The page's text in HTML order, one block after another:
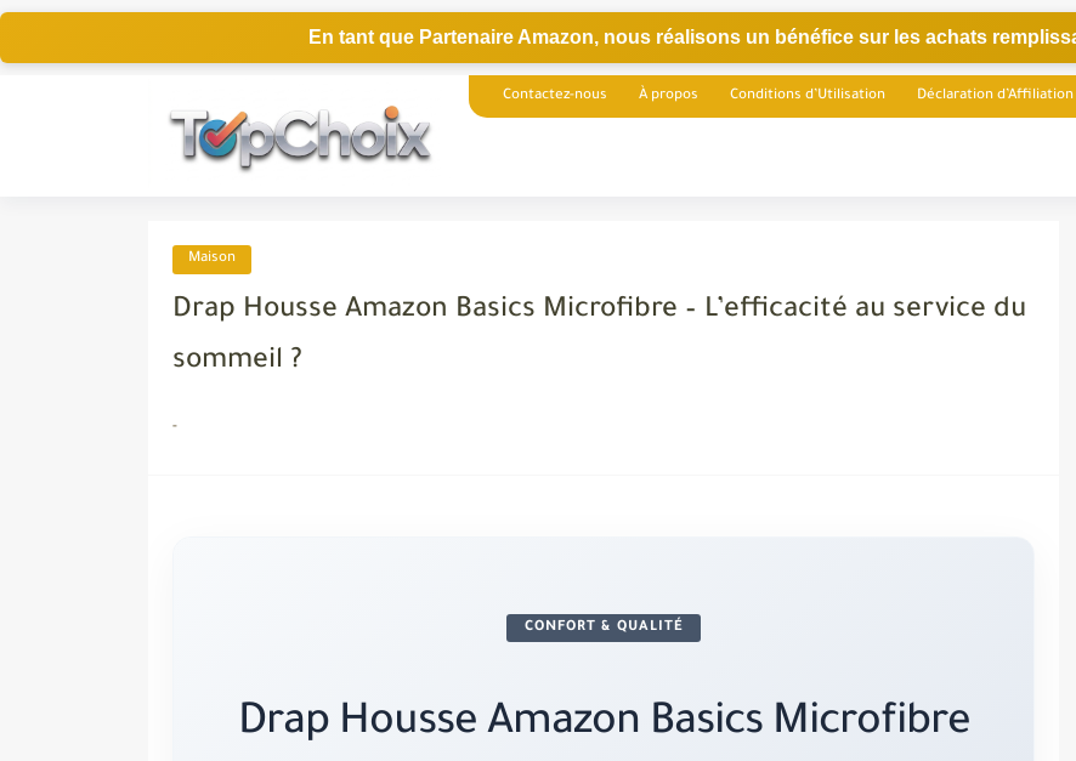
En tant que Partenaire Amazon, nous réalisons un bénéfice sur les achats
Contactez-nous À propos Conditions d’Utilisation Déclaration d’Affiliation
Maison
Drap Housse Amazon Basics Microfibre – L’efficacité au service du
sommeil ?
-
CONFORT & QUALITÉ
Drap Housse Amazon Basics Microfibre